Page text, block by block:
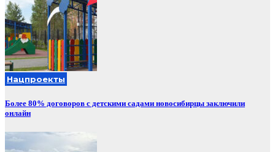
Нацпроекты
Более 80% договоров с детскими садами новосибирцы заключили
онлайн